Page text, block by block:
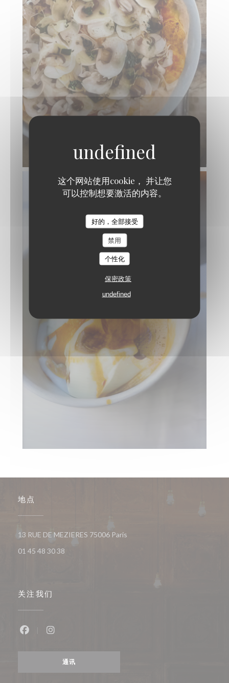
这个网站使用cookie， 并让您
可以控制想要激活的内容。
好的，全部接受
禁用
个性化
保密政策
undefined
地点
13 RUE DE MEZIERES 75006 Paris
01 45 48 30 38
关注我们
通讯